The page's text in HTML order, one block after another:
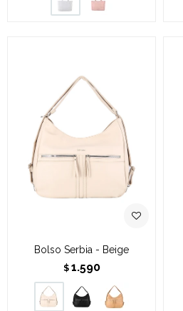
Bolso Serbia - Beige
$ 1.590